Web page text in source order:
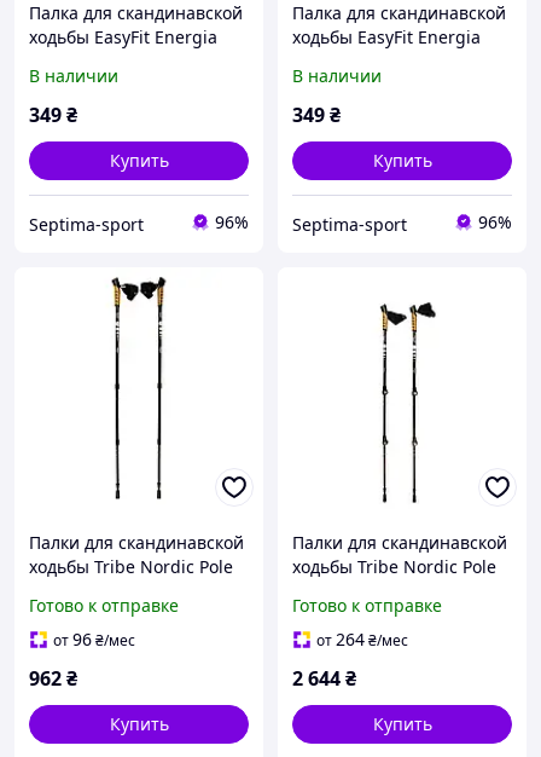
Палка для скандинавской
ходьбы EasyFit Energia
В наличии
349₴
Купить
Septima-sport 96%
Палка для скандинавской
ходьбы EasyFit Energia
В наличии
349₴
Купить
Septima-sport 96%
Палки для скандинавской
ходьбы Tribe Nordic Pole
Готово к отправке
от96₴/мес
962₴
Купить
Палки для скандинавской
ходьбы Tribe Nordic Pole
Готово к отправке
от264₴/мес
2 644₴
Купить